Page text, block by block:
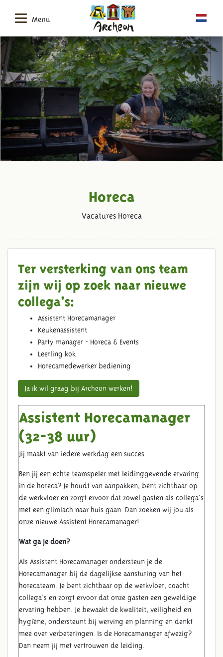
Menu
Horeca
Vacatures Horeca
Ter versterking van ons team
zijn wij op zoek naar nieuwe
collega's:
Assistent Horecamanager
Keukenassistent
Party manager - Horeca & Events
Leerling kok
Horecamedewerker bediening
Ja ik wil graag bij Archeon werken!
Assistent Horecamanager
(32-38 uur)
Jij maakt van iedere werkdag een succes.
Ben jij een echte teamspeler met leidinggevende ervaring
in de horeca? Je houdt van aanpakken, bent zichtbaar op
de werkvloer en zorgt ervoor dat zowel gasten als collega's
met een glimlach naar huis gaan. Dan zoeken wij jou als
onze nieuwe Assistent Horecamanager!
Wat ga je doen?
Als Assistent Horecamanager ondersteun je de
Horecamanager bij de dagelijkse aansturing van het
horecateam. Je bent zichtbaar op de werkvloer, coacht
collega's en zorgt ervoor dat onze gasten een geweldige
ervaring hebben. Je bewaakt de kwaliteit, veiligheid en
hygiëne, ondersteunt bij werving en planning en denkt
mee over verbeteringen. Is de Horecamanager afwezig?
Dan neem jij met vertrouwen de leiding.